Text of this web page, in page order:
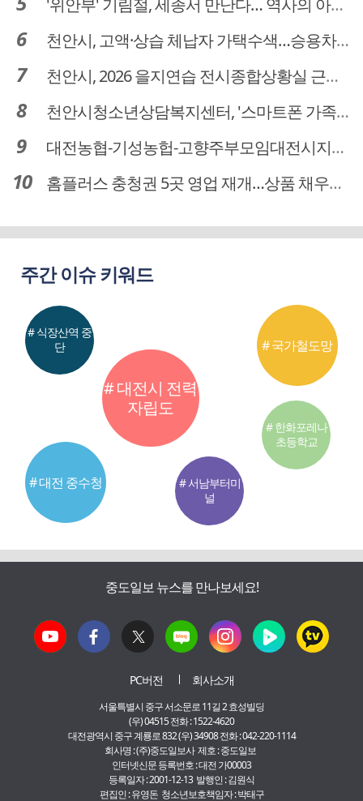
'위안부' 기림절, 세종서 만난다… 역사의 아픔 치유, '평화의 장'
천안시, 고액·상습 체납자 가택수색…승용차 압류·공매 착수
천안시, 2026 을지연습 전시종합상황실 근무자 사전교육
천안시청소년상담복지센터, '스마트폰 가족치유캠프' 운영
대전농협-기성농헙-고향주부모임대전시지회, 이심점심 중식지원 봉사활동
홈플러스 충청권 5곳 영업 재개…상품 채우기 ‘속도전’
주간 이슈 키워드
# 대전시 전력
자립도
# 대전 중수청
# 국가철도망
# 식장산역 중
단
# 서남부터미
널
# 한화포레나
초등학교
중도일보 뉴스를 만나보세요!
PC버전 회사소개
서울특별시 중구 서소문로 11길 2 효성빌딩
(우) 04515 전화 : 1522-4620
대전광역시 중구 계룡로 832 (우) 34908 전화 : 042-220-1114
회사명 : (주)중도일보사 제호 : 중도일보
인터넷신문 등록번호 : 대전 가00003
등록일자 : 2001-12-13 발행인 : 김원식
편집인 : 유영돈 청소년보호책임자 : 박태구